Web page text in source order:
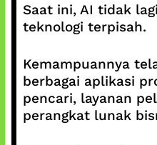
Saat ini, AI tidak
teknologi terpisah.
Kemampuannya
berbagai aplikasi
pencari, layanan
perangkat lunak